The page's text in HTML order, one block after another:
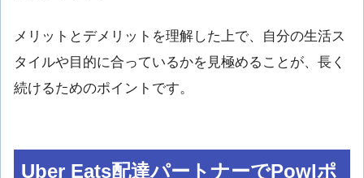
メリットとデメリットを理解した上で、自分の生活ス
タイルや目的に合っているかを見極めることが、長く
続けるためのポイントです。
Uber Eats配達パートナーでPowlポ